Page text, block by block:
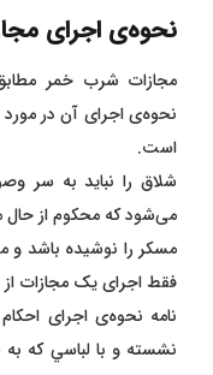
نحوه‌ی اجرای
مجازات شرب خمر
نحوه‌ی اجرای آن در
است.
شلاق را نباید به سر
می‌شود که محکوم از حال
مسکر را نوشیده باشد و
نامه نحوه‌ی اجرای
نشسته و با لباسي که